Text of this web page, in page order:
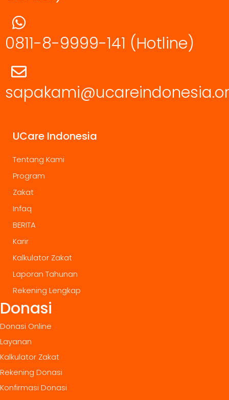
0811-8-9999-141 (Hotline)
UCare Indonesia
Tentang Kami
Program
Zakat
Infaq
BERITA
Karir
Kalkulator Zakat
Laporan Tahunan
Rekening Lengkap
Donasi
Donasi Online
Layanan
Kalkulator Zakat
Rekening Donasi
Konfirmasi Donasi